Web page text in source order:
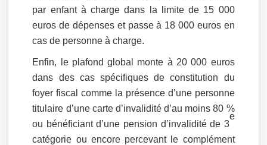
par enfant à charge dans la limite de 15 000
euros de dépenses et passe à 18 000 euros en
cas de personne à charge.
Enfin, le plafond global monte à 20 000 euros
dans des cas spécifiques de constitution du
foyer fiscal comme la présence d’une personne
titulaire d’une carte d’invalidité d’au moins 80 %
ou bénéficiant d’une pension d’invalidité de 3
e
catégorie ou encore percevant le complément